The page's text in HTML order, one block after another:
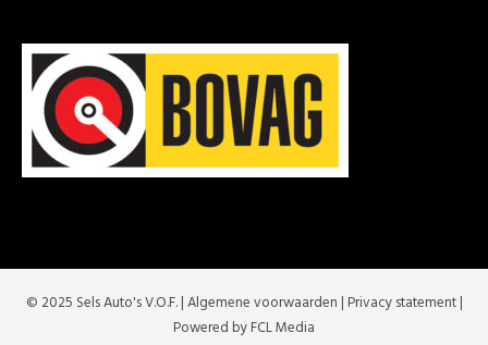
© 2025 Sels Auto's V.O.F. |Algemene voorwaarden | Privacy statement|
Powered by FCL Media